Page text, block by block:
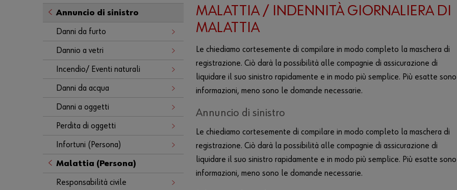
Annuncio di sinistro
Danni da furto
Dannio a vetri
Incendio/ Eventi naturali
Danni da acqua
Danni a oggetti
Perdita di oggetti
Infortuni (Persona)
Malattia (Persona)
Responsabilità civile
MALATTIA / INDENNITÀ GIORNALIERA DI
MALATTIA
Le chiediamo cortesemente di compilare in modo completo la maschera di
registrazione. Ciò darà la possibilità alle compagnie di assicurazione di
liquidare il suo sinistro rapidamente e in modo più semplice. Più esatte
informazioni, meno sono le domande necessarie.
Annuncio di sinistro
Le chiediamo cortesemente di compilare in modo completo la maschera di
registrazione. Ciò darà la possibilità alle compagnie di assicurazione di
liquidare il suo sinistro rapidamente e in modo più semplice. Più esatte
informazioni, meno sono le domande necessarie.